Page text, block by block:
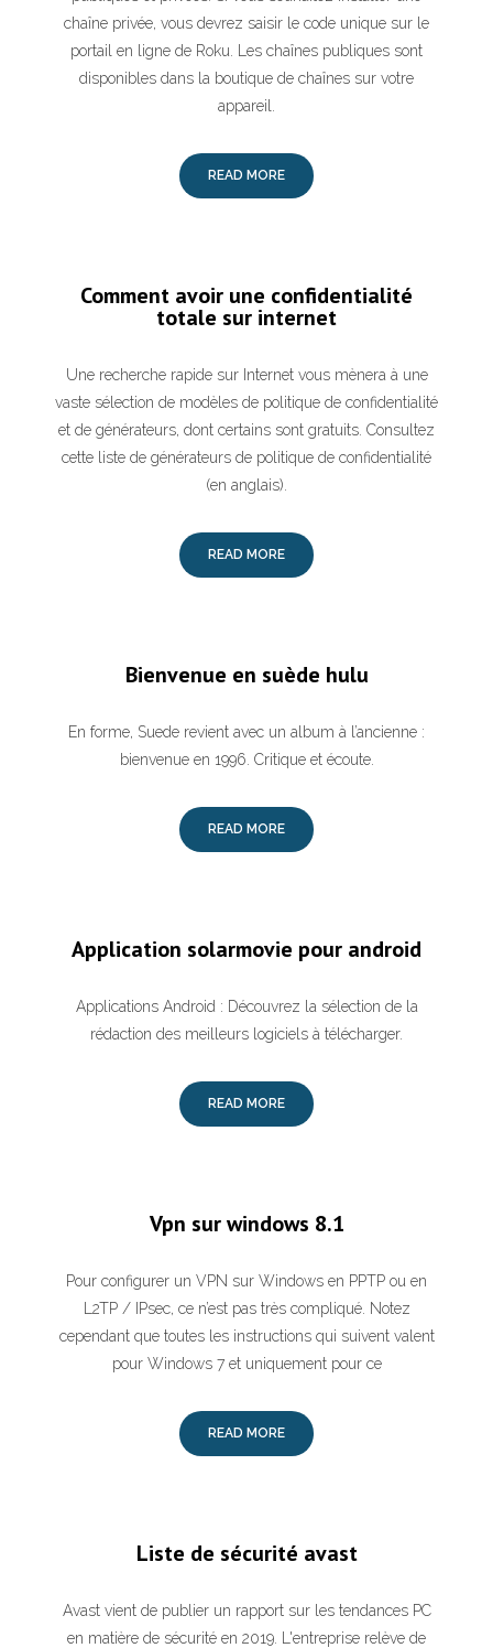
chaîne privée, vous devrez saisir le code unique sur le
portail en ligne de Roku. Les chaînes publiques sont
disponibles dans la boutique de chaînes sur votre
appareil.
READ MORE
Comment avoir une confidentialité
totale sur internet
Une recherche rapide sur Internet vous mènera à une
vaste sélection de modèles de politique de confidentialité
et de générateurs, dont certains sont gratuits. Consultez
cette liste de générateurs de politique de confidentialité
(en anglais).
READ MORE
Bienvenue en suède hulu
En forme, Suede revient avec un album à l’ancienne :
bienvenue en 1996. Critique et écoute.
READ MORE
Application solarmovie pour android
Applications Android : Découvrez la sélection de la
rédaction des meilleurs logiciels à télécharger.
READ MORE
Vpn sur windows 8.1
Pour configurer un VPN sur Windows en PPTP ou en
L2TP / IPsec, ce n’est pas très compliqué. Notez
cependant que toutes les instructions qui suivent valent
pour Windows 7 et uniquement pour ce
READ MORE
Liste de sécurité avast
Avast vient de publier un rapport sur les tendances PC
en matière de sécurité en 2019. L'entreprise relève de